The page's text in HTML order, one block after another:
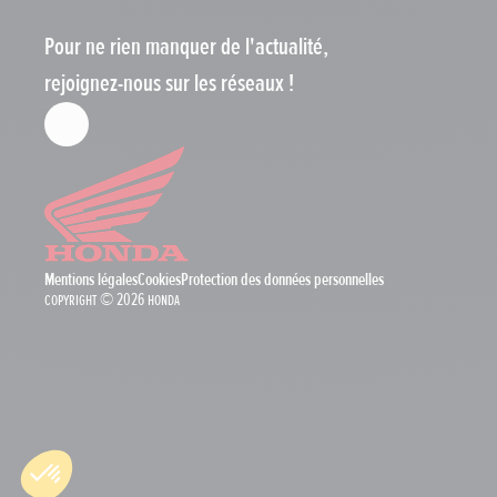
Pour ne rien manquer de l'actualité,
rejoignez-nous sur les réseaux !
Mentions légalesCookiesProtection des données personnelles
Copyright © 2026 Honda